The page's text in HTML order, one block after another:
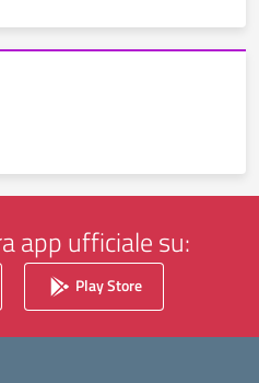
app ufficiale su:
Play Store